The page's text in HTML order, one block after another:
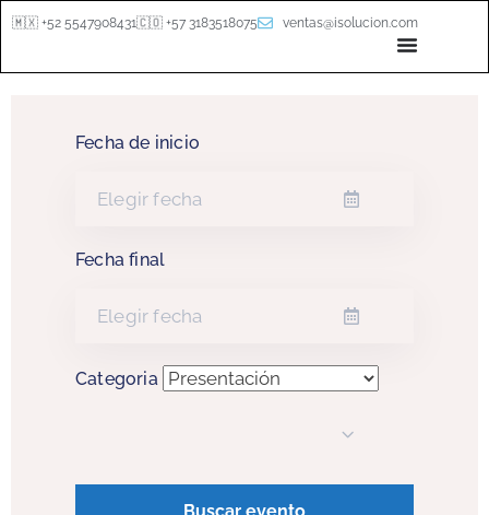
🇲🇽 +52 5547908431🇨🇴 +57 3183518075 ventas@isolucion.com
Fecha de inicio
Fecha final
Categoria